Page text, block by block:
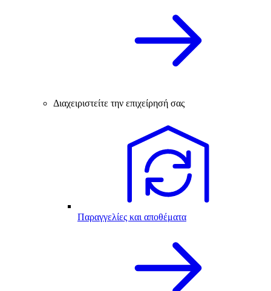
Διαχειριστείτε την επιχείρησή σας
Παραγγελίες και αποθέματα